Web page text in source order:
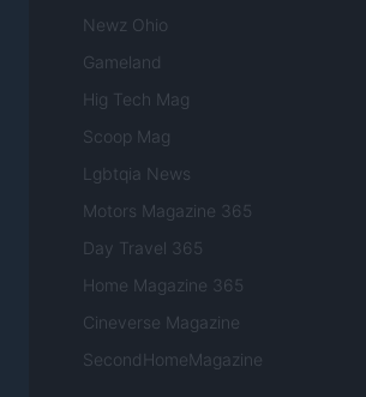
Newz Ohio
Gameland
Hig Tech Mag
Scoop Mag
Lgbtqia News
Motors Magazine 365
Day Travel 365
Home Magazine 365
Cineverse Magazine
SecondHomeMagazine